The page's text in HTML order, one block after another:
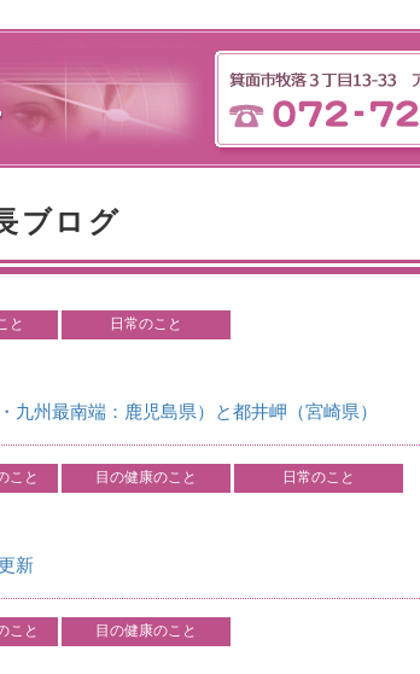
ブログ
と 日常のこと
九州最南端：鹿児島県）と都井岬（宮崎県）
こと 目の健康のこと 日常のこと
新
こと 目の健康のこと